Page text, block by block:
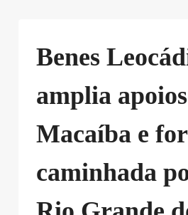
Benes
amplia
Macaíba e
caminhada